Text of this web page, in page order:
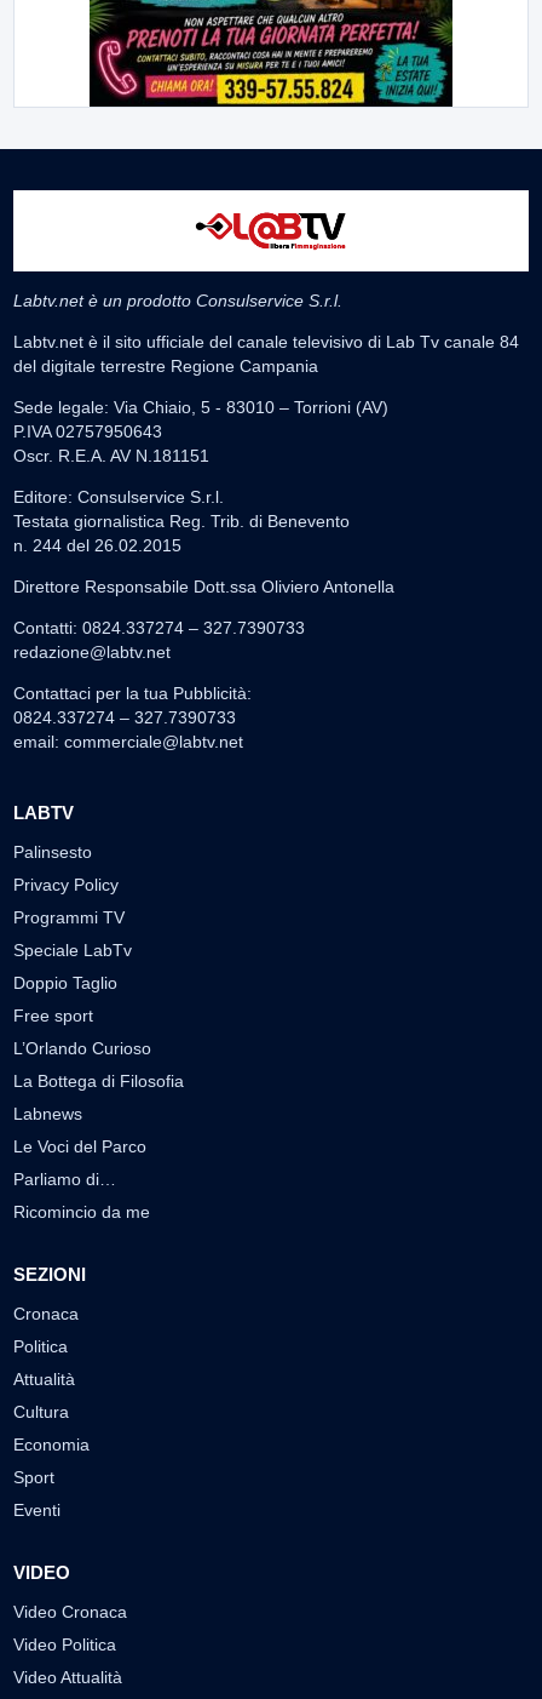
Labtv.net è un prodotto Consulservice S.r.l.
Labtv.net è il sito ufficiale del canale televisivo di Lab Tv canale 84
del digitale terrestre Regione Campania
Sede legale: Via Chiaio, 5 - 83010 – Torrioni (AV)
P.IVA 02757950643
Oscr. R.E.A. AV N.181151
Editore: Consulservice S.r.l.
Testata giornalistica Reg. Trib. di Benevento
n. 244 del 26.02.2015
Direttore Responsabile Dott.ssa Oliviero Antonella
Contatti: 0824.337274 – 327.7390733
redazione@labtv.net
Contattaci per la tua Pubblicità:
0824.337274 – 327.7390733
email: commerciale@labtv.net
LABTV
Palinsesto
Privacy Policy
Programmi TV
Speciale LabTv
Doppio Taglio
Free sport
L’Orlando Curioso
La Bottega di Filosofia
Labnews
Le Voci del Parco
Parliamo di…
Ricomincio da me
SEZIONI
Cronaca
Politica
Attualità
Cultura
Economia
Sport
Eventi
VIDEO
Video Cronaca
Video Politica
Video Attualità